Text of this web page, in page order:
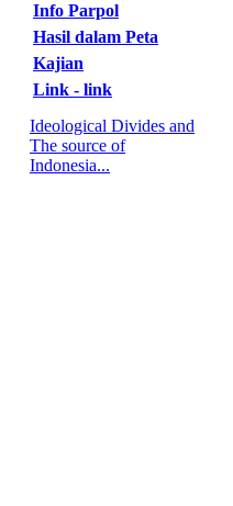
Info Parpol
Hasil dalam Peta
Kajian
Link - link
Ideological Divides and
The source of
Indonesia...